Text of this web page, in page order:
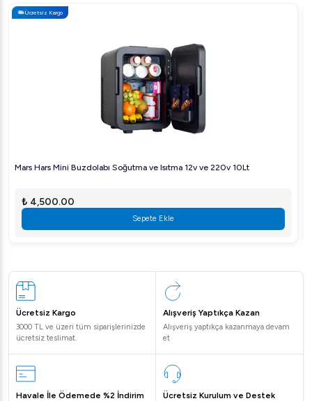
Bu ürünle mutfak operasyonlarınızı
Ücretsiz Kargo
Mars Hars Mini Buzdolabı Soğutma ve Isıtma 12v ve 220v 10Lt
₺ 4,500.00
Sepete Ekle
Ücretsiz Kargo
3000 TL ve üzeri tüm siparişlerinizde
ücretsiz teslimat.
Alışveriş Yaptıkça Kazan
Alışveriş yaptıkça kazanmaya devam
et
Havale İle Ödemede %2 İndirim Ücretsiz Kurulum ve Destek